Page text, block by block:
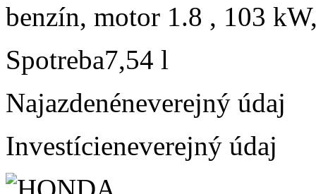
benzín, motor 1.8 , 103
Spotreba7,54 l
Najazdenéneverejný údaj
Investícieneverejný údaj